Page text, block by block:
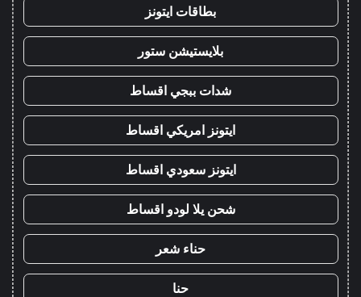
بطاقات ايتونز
بلايستيشن ستور
شدات ببجي اقساط
ايتونز امريكي اقساط
ايتونز سعودي اقساط
شحن يلا لودو اقساط
حناء شعر
حنا